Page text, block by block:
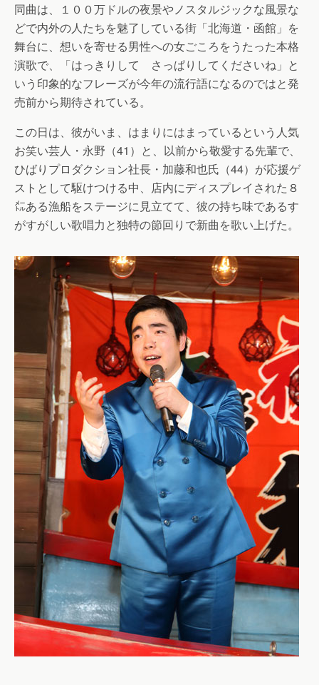
同曲は、１００万ドルの夜景やノスタルジックな風景な
どで内外の人たちを魅了している街「北海道・函館」を
舞台に、想いを寄せる男性への女ごころをうたった本格
演歌で、「はっきりして さっぱりしてくださいね」と
いう印象的なフレーズが今年の流行語になるのではと発
売前から期待されている。
この日は、彼がいま、はまりにはまっているという人気
お笑い芸人・永野（41）と、以前から敬愛する先輩で、
ひばりプロダクション社長・加藤和也氏（44）が応援ゲ
ストとして駆けつける中、店内にディスプレイされた８
㍍ある漁船をステージに見立てて、彼の持ち味であるす
がすがしい歌唱力と独特の節回りで新曲を歌い上げた。